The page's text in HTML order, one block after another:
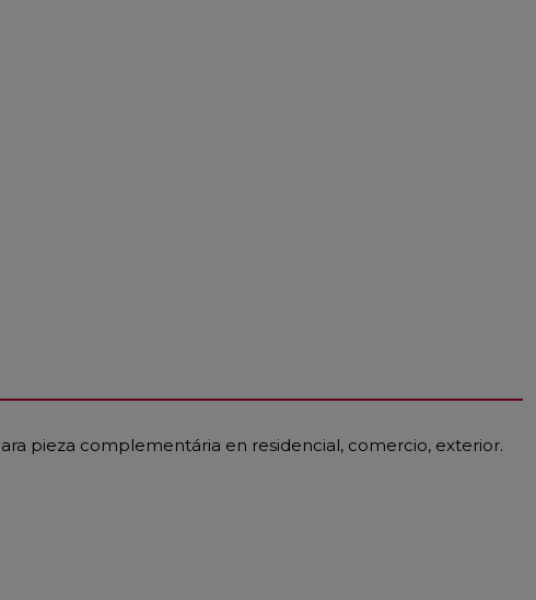
pieza complementária en residencial, comercio, exterior.